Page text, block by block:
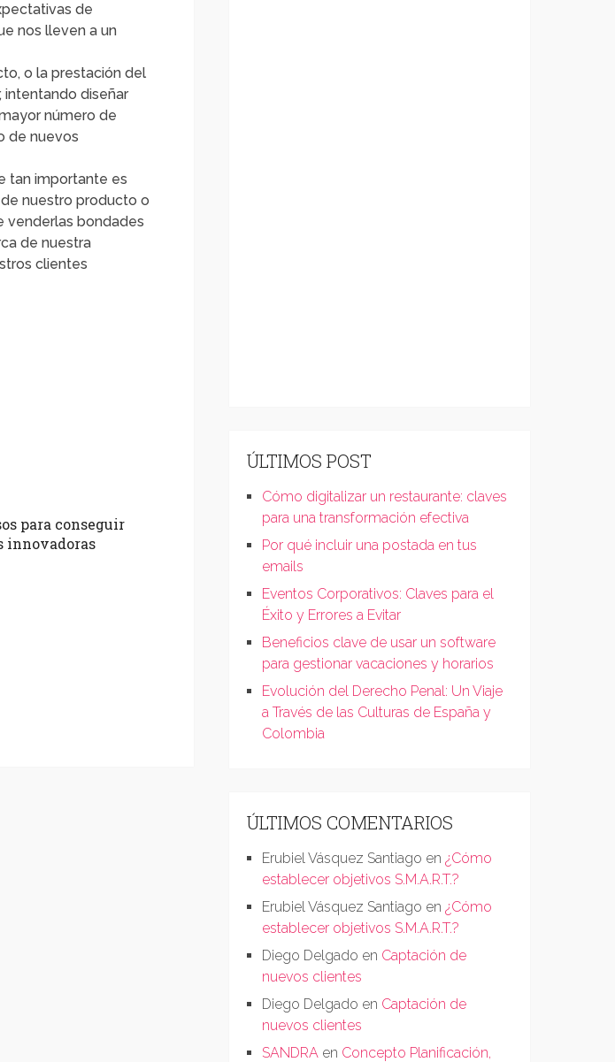
de
nos lleven a un
o la prestación del
intentando diseñar
número de
de nuevos
tan importante es
nuestro producto o
venderlas bondades
de nuestra
clientes
para conseguir
innovadoras
ÚLTIMOS POST
Cómo digitalizar un restaurante: claves
para una transformación efectiva
Por qué incluir una postada en tus
emails
Eventos Corporativos: Claves para el
Éxito y Errores a Evitar
Beneficios clave de usar un software
para gestionar vacaciones y horarios
Evolución del Derecho Penal: Un Viaje
a Través de las Culturas de España y
Colombia
ÚLTIMOS COMENTARIOS
Erubiel Vásquez Santiago en¿Cómo
establecer objetivos S.M.A.R.T.?
Erubiel Vásquez Santiago en¿Cómo
establecer objetivos S.M.A.R.T.?
Diego Delgado en Captación de
nuevos clientes
Diego Delgado en Captación de
nuevos clientes
SANDRA en Concepto Planificación,